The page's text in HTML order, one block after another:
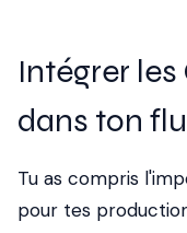
Intégrer
dans ton
Tu as compris
pour tes